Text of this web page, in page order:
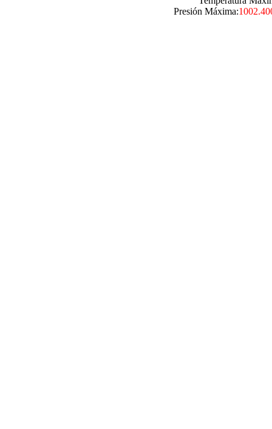
Presión Máxima: